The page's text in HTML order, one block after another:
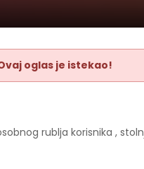
oglas je istekao!
rublja korisnika ,